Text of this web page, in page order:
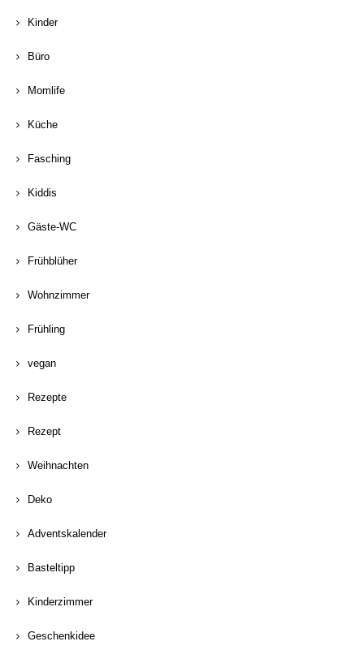
Kinder
Büro
Momlife
Küche
Fasching
Kiddis
Gäste-WC
Frühblüher
Wohnzimmer
Frühling
vegan
Rezepte
Rezept
Weihnachten
Deko
Adventskalender
Basteltipp
Kinderzimmer
Geschenkidee